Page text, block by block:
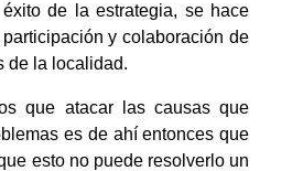
de la estrategia, se hace
y colaboración de
de la localidad.
que atacar las causas que
es de ahí entonces que
esto no puede resolverlo un